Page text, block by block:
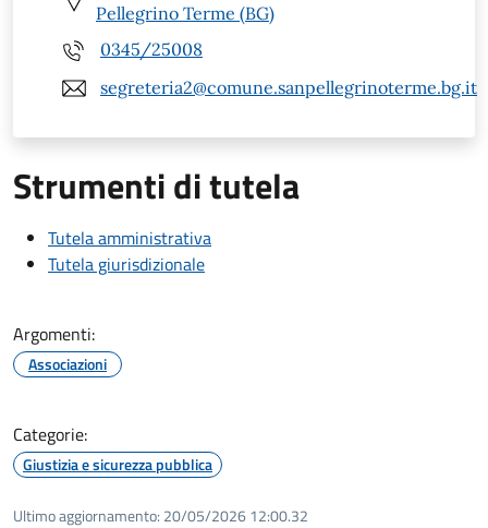
Pellegrino Terme (BG)
0345/25008
segreteria2@comune.sanpellegrinoterme.bg.it
Strumenti di tutela
Tutela amministrativa
Tutela giurisdizionale
Argomenti:
Associazioni
Categorie:
Giustizia e sicurezza pubblica
Ultimo aggiornamento: 20/05/2026 12:00.32